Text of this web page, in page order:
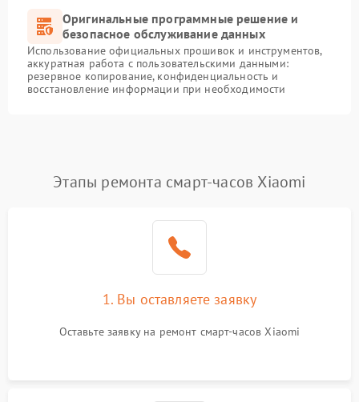
Оригинальные программные решение и
безопасное обслуживание данных
Использование официальных прошивок и инструментов,
аккуратная работа с пользовательскими данными:
резервное копирование, конфиденциальность и
восстановление информации при необходимости
Этапы ремонта смарт-часов Xiaomi
1. Вы оставляете заявку
Оставьте заявку на ремонт смарт-часов Xiaomi